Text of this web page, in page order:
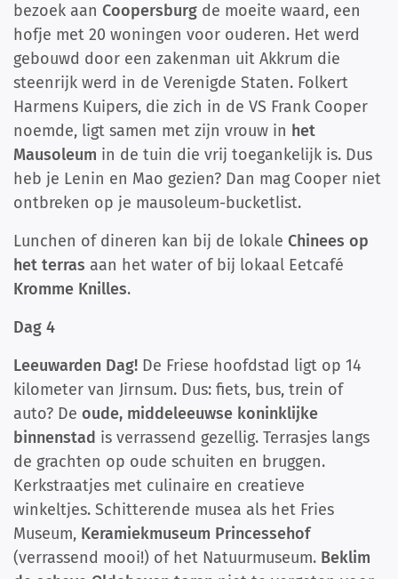
bezoek aan Coopersburg de moeite waard, een
hofje met 20 woningen voor ouderen. Het werd
gebouwd door een zakenman uit Akkrum die
steenrijk werd in de Verenigde Staten. Folkert
Harmens Kuipers, die zich in de VS Frank Cooper
noemde, ligt samen met zijn vrouw in het
Mausoleum in de tuin die vrij toegankelijk is. Dus
heb je Lenin en Mao gezien? Dan mag Cooper niet
ontbreken op je mausoleum-bucketlist.
Lunchen of dineren kan bij de lokale Chinees op
het terras aan het water of bij lokaal Eetcafé
Kromme Knilles.
Dag 4
Leeuwarden Dag! De Friese hoofdstad ligt op 14
kilometer van Jirnsum. Dus: fiets, bus, trein of
auto? De oude, middeleeuwse koninklijke
binnenstad is verrassend gezellig. Terrasjes langs
de grachten op oude schuiten en bruggen.
Kerkstraatjes met culinaire en creatieve
winkeltjes. Schitterende musea als het Fries
Museum, Keramiekmuseum Princessehof
(verrassend mooi!) of het Natuurmuseum. Beklim